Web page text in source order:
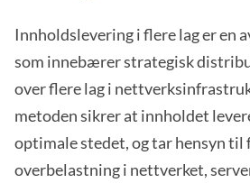
Innholdslevering i flere lag er en
som innebærer strategisk
over flere lag i
metoden sikrer at innholdet
optimale stedet, og tar hensyn til
overbelastning i nettverket,